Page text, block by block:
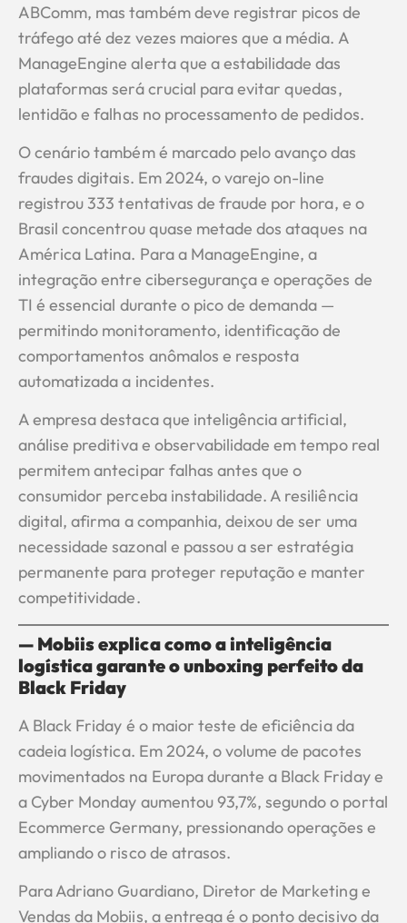
ABComm, mas também deve registrar picos de
tráfego até dez vezes maiores que a média. A
ManageEngine alerta que a estabilidade das
plataformas será crucial para evitar quedas,
lentidão e falhas no processamento de pedidos.
O cenário também é marcado pelo avanço das
fraudes digitais. Em 2024, o varejo on-line
registrou 333 tentativas de fraude por hora, e o
Brasil concentrou quase metade dos ataques na
América Latina. Para a ManageEngine, a
integração entre cibersegurança e operações de
TI é essencial durante o pico de demanda —
permitindo monitoramento, identificação de
comportamentos anômalos e resposta
automatizada a incidentes.
A empresa destaca que inteligência artificial,
análise preditiva e observabilidade em tempo real
permitem antecipar falhas antes que o
consumidor perceba instabilidade. A resiliência
digital, afirma a companhia, deixou de ser uma
necessidade sazonal e passou a ser estratégia
permanente para proteger reputação e manter
competitividade.
— Mobiis explica como a inteligência
logística garante o unboxing perfeito da
Black Friday
A Black Friday é o maior teste de eficiência da
cadeia logística. Em 2024, o volume de pacotes
movimentados na Europa durante a Black Friday e
a Cyber Monday aumentou 93,7%, segundo o portal
Ecommerce Germany, pressionando operações e
ampliando o risco de atrasos.
Para Adriano Guardiano, Diretor de Marketing e
Vendas da Mobiis, a entrega é o ponto decisivo da